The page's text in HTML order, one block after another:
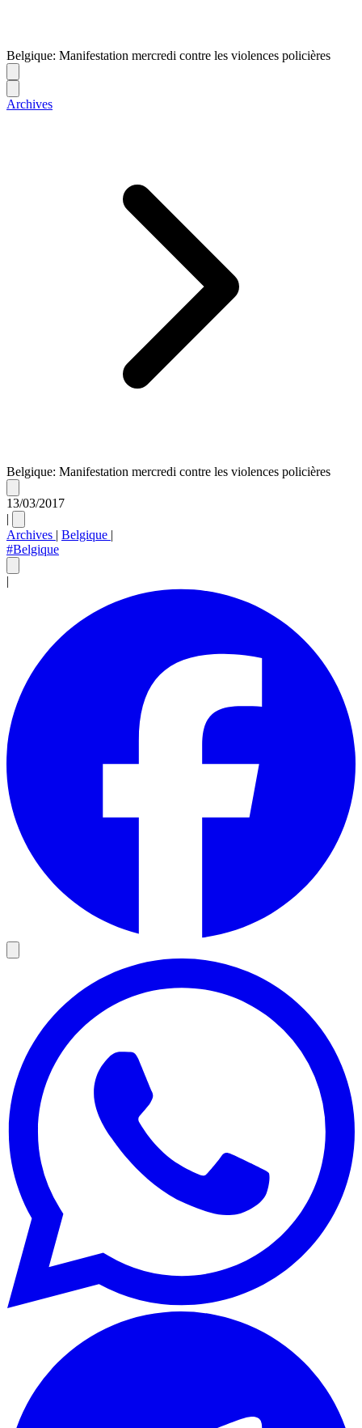
Belgique: Manifestation mercredi contre les violences policières
Archives
Belgique: Manifestation mercredi contre les violences policières
13/03/2017
|
Archives | Belgique |
#Belgique
|